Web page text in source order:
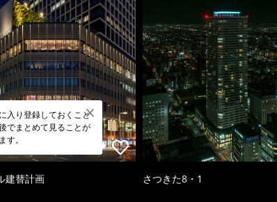
入り登録しておくこと
でまとめて見ることが
す。
建替計画 さつきた8・1